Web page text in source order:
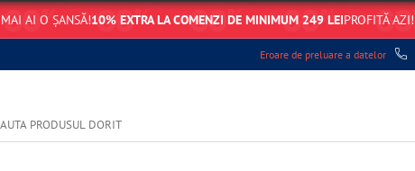
MAI AI O ȘANSĂ!10% EXTRA LA COMENZI DE MINIMUM 249 LEIPROFITĂ AZI!
Eroare de preluare a datelor